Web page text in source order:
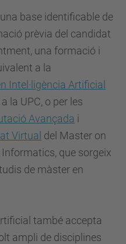
base identificable de
prèvia del candidat
una formació i
a la
Intel·ligència Artificial
la UPC, o per les
Avançada i
Virtual del Master on
que sorgeix
de màster en
també accepta
ampli de disciplines